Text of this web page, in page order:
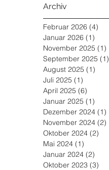
Archiv
Februar 2026 (4)
Januar 2026 (1)
November 2025 (1)
September 2025 (1)
August 2025 (1)
Juli 2025 (1)
April 2025 (6)
Januar 2025 (1)
Dezember 2024 (1)
November 2024 (2)
Oktober 2024 (2)
Mai 2024 (1)
Januar 2024 (2)
Oktober 2023 (3)